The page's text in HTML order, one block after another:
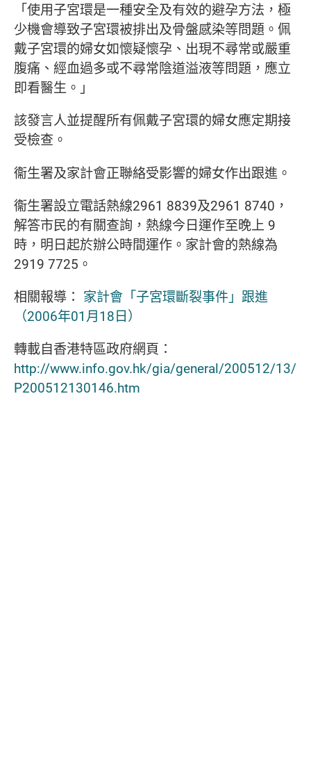
「使用子宮環是一種安全及有效的避孕方法，極
少機會導致子宮環被排出及骨盤感染等問題。佩
戴子宮環的婦女如懷疑懷孕、出現不尋常或嚴重
腹痛、經血過多或不尋常陰道溢液等問題，應立
即看醫生。」
該發言人並提醒所有佩戴子宮環的婦女應定期接
受檢查。
衞生署及家計會正聯絡受影響的婦女作出跟進。
衞生署設立電話熱線2961 8839及2961 8740，
解答市民的有關查詢，熱線今日運作至晚上 9
時，明日起於辦公時間運作。家計會的熱線為
2919 7725。
相關報導： 家計會「子宮環斷裂事件」跟進
（2006年01月18日）
轉載自香港特區政府網頁：
http://www.info.gov.hk/gia/general/200512/13/
P200512130146.htm